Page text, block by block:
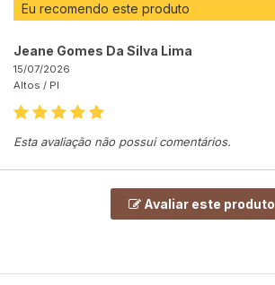
Eu recomendo este produto
Jeane Gomes Da Silva Lima
15/07/2026
Altos / PI
Esta avaliação não possui comentários.
Avaliar este produto